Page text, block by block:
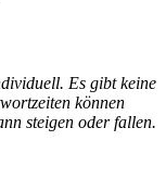
Es gibt keine
können
steigen oder fallen.